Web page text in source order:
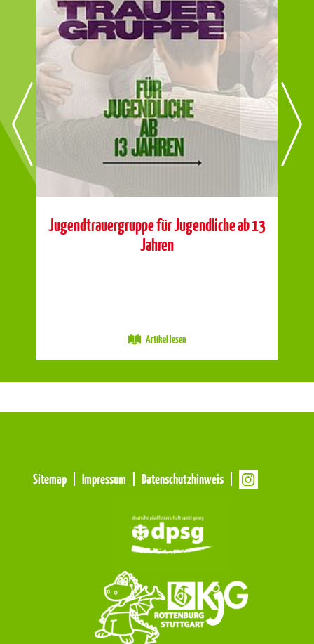
Jugendtrauergruppe für Jugendliche ab 13
Jahren
Artikel lesen
Navigation
Navigation
Sitemap Impressum Datenschutzhinweis